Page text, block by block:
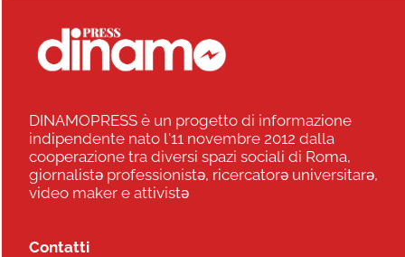
DINAMOPRESS è un progetto di informazione
indipendente nato l'11 novembre 2012 dalla
cooperazione tra diversi spazi sociali di Roma,
giornalistə professionistə, ricercatorə universitarə,
video maker e attivistə
Contatti